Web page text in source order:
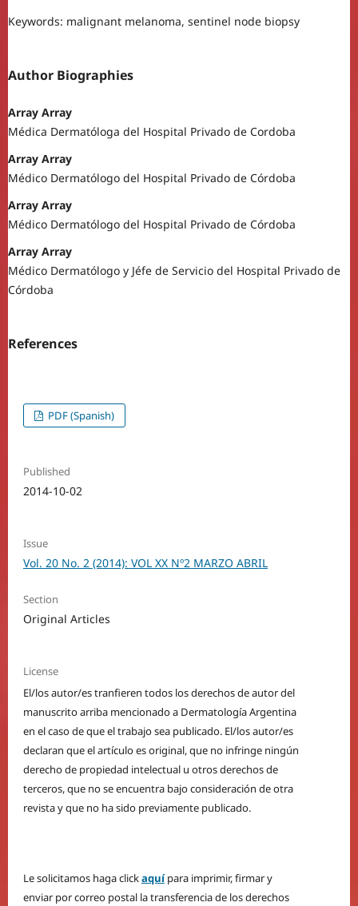
Keywords: malignant melanoma, sentinel node biopsy
Author Biographies
Array Array
Médica Dermatóloga del Hospital Privado de Cordoba
Array Array
Médico Dermatólogo del Hospital Privado de Córdoba
Array Array
Médico Dermatólogo del Hospital Privado de Córdoba
Array Array
Médico Dermatólogo y Jéfe de Servicio del Hospital Privado de
Córdoba
References
PDF (Spanish)
Published
2014-10-02
Issue
Vol. 20 No. 2 (2014): VOL XX Nº2 MARZO ABRIL
Section
Original Articles
License
El/los autor/es tranfieren todos los derechos de autor del
manuscrito arriba mencionado a Dermatología Argentina
en el caso de que el trabajo sea publicado. El/los autor/es
declaran que el artículo es original, que no infringe ningún
derecho de propiedad intelectual u otros derechos de
terceros, que no se encuentra bajo consideración de otra
revista y que no ha sido previamente publicado.
Le solicitamos haga clickaquí para imprimir, firmar y
enviar por correo postal la transferencia de los derechos